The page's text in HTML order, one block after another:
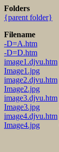
Folders
{parent folder}
Filename
-D=A.htm
-D=D.htm
image1.djvu.htm
Image1.jpg
image2.djvu.htm
Image2.jpg
image3.djvu.htm
Image3.jpg
image4.djvu.htm
Image4.jpg